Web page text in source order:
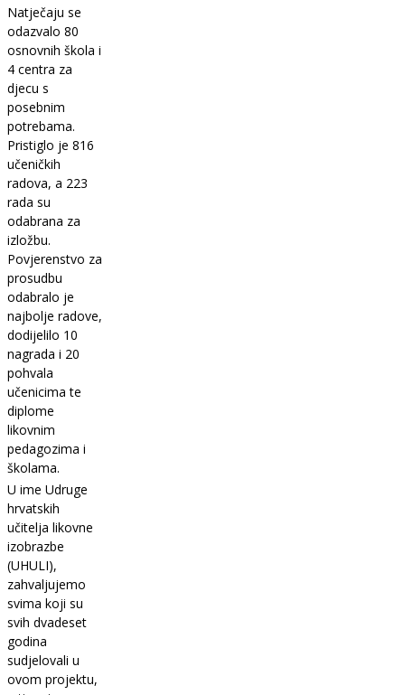
Natječaju se
odazvalo 80
osnovnih škola i
4 centra za
djecu s
posebnim
potrebama.
Pristiglo je 816
učeničkih
radova, a 223
rada su
odabrana za
izložbu.
Povjerenstvo za
prosudbu
odabralo je
najbolje radove,
dodijelilo 10
nagrada i 20
pohvala
učenicima te
diplome
likovnim
pedagozima i
školama.
U ime Udruge
hrvatskih
učitelja likovne
izobrazbe
(UHULI),
zahvaljujemo
svima koji su
svih dvadeset
godina
sudjelovali u
ovom projektu,